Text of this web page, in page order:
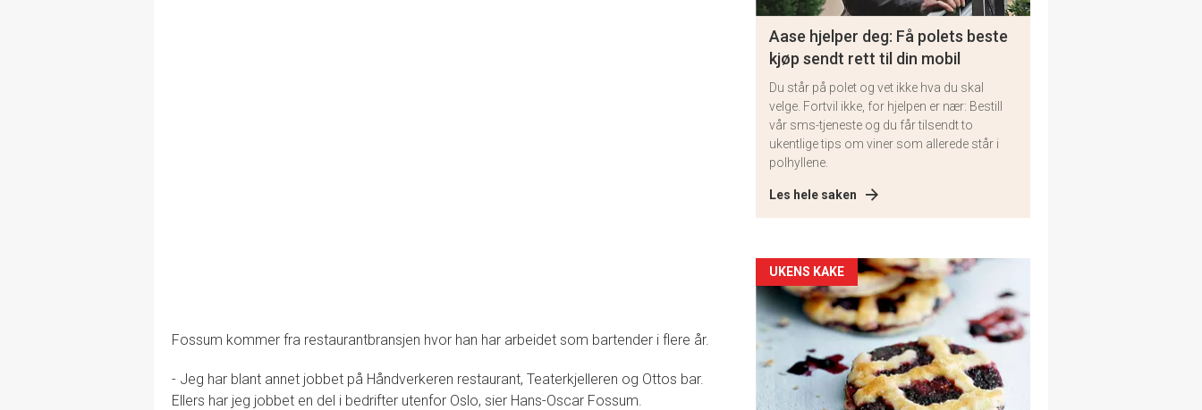
Fossum kommer fra restaurantbransjen hvor han har arbeidet som bartender i flere år.
- Jeg har blant annet jobbet på Håndverkeren restaurant, Teaterkjelleren og Ottos bar.
Ellers har jeg jobbet en del i bedrifter utenfor Oslo, sier Hans-Oscar Fossum.
Aase hjelper deg: Få polets beste
kjøp sendt rett til din mobil
Du står på polet og vet ikke hva du skal
velge. Fortvil ikke, for hjelpen er nær: Bestill
vår sms-tjeneste og du får tilsendt to
ukentlige tips om viner som allerede står i
polhyllene.
Les hele saken
Artikler
detail
-
section
UKENS KAKE